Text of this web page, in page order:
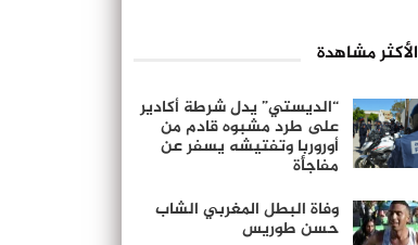
الأكثر مشاهدة
“الديستي” يدل شرطة أكادير
على طرد مشبوه قادم من
أوروربا وتفتيشه يسفر عن
مفاجأة
وفاة البطل المغربي الشاب
حسن طوريس